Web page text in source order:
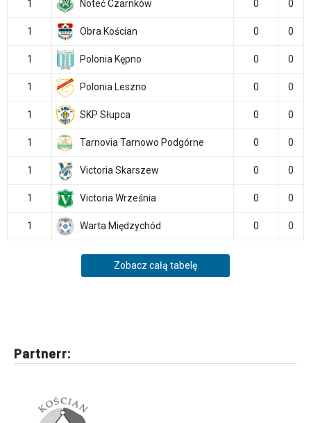
1 Noteć Czarnków 0 0
1 Obra Kościan 0 0
1 Polonia Kępno 0 0
1 Polonia Leszno 0 0
1 SKP Słupca 0 0
1 Tarnovia Tarnowo Podgórne 0 0
1 Victoria Skarszew 0 0
1 Victoria Września 0 0
1 Warta Międzychód 0 0
Zobacz całą tabelę
Partnerr: